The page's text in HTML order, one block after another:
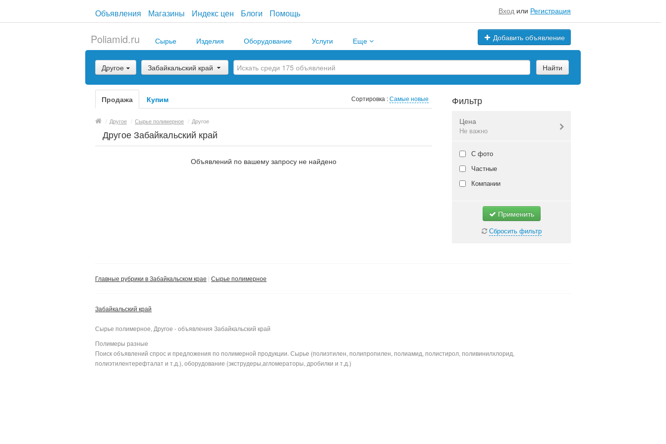
Объявления Магазины Индекс цен Блоги Помощь Вход или Регистрация
Добавить объявление
Poliamid.ru Сырье Изделия Оборудование Услуги Еще
Другое Забайкальский край Найти
Продажа Купим Сортировка :Самые новые
/ Другое / Сырье полимерное / Другое
Другое Забайкальский край
Объявлений по вашему запросу не найдено
Фильтр
Цена
Не важно
Валюта:руб.
С фото
Частные
Компании
Применить
Сбросить фильтр
Главные рубрики в Забайкальском крае Сырье полимерное
Забайкальский край
Сырье полимерное, Другое - объявления Забайкальский край
Полимеры разные
Поиск объявлений спрос и предложения по полимерной продукции. Сырье (полиэтилен, полипропилен, полиамид, полистирол, поливинилхлорид,
полиэтилентерефталат и т.д.), оборудование (экструдеры,агломераторы, дробилки и т.д.)